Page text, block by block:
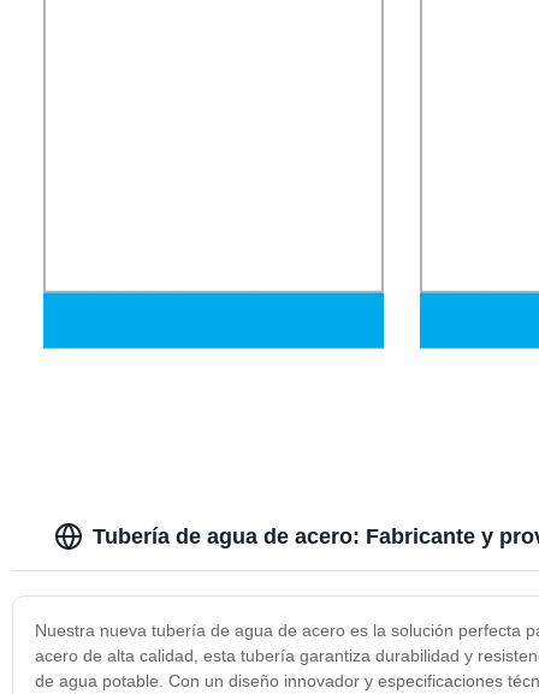
Tubería de agua de acero: Fabricante y
Nuestra nueva tubería de agua de acero es la solución perfecta
acero de alta calidad, esta tubería garantiza durabilidad y
de agua potable. Con un diseño innovador y especificaciones